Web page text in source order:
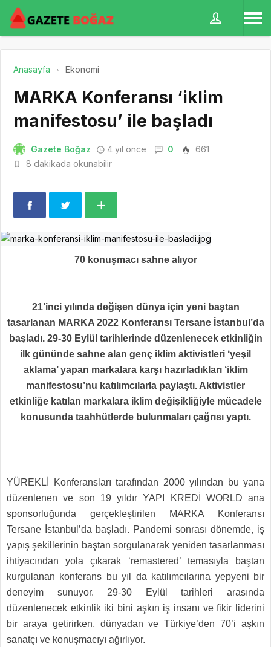
Anasayfa Ekonomi
MARKA Konferansı ‘iklim
manifestosu’ ile başladı
Gazete Boğaz 4 yıl önce 0
661
8 dakikada okunabilir
70 konuşmacı sahne alıyor
21’inci yılında değişen dünya için yeni baştan
tasarlanan MARKA 2022 Konferansı Tersane İstanbul’da
başladı. 29-30 Eylül tarihlerinde düzenlenecek etkinliğin
ilk gününde sahne alan genç iklim aktivistleri ‘yeşil
aklama’ yapan markalara karşı hazırladıkları ‘iklim
manifestosu’nu katılımcılarla paylaştı. Aktivistler
etkinliğe katılan markalara iklim değişikliğiyle mücadele
konusunda taahhütlerde bulunmaları çağrısı yaptı.
YÜREKLİ Konferansları tarafından 2000 yılından bu yana
düzenlenen ve son 19 yıldır YAPI KREDİ WORLD ana
sponsorluğunda gerçekleştirilen MARKA Konferansı
Tersane İstanbul’da başladı. Pandemi sonrası dönemde, iş
yapış şekillerinin baştan sorgulanarak yeniden tasarlanması
ihtiyacından yola çıkarak ‘remastered’ temasıyla baştan
kurgulanan konferans bu yıl da katılımcılarına yepyeni bir
deneyim sunuyor. 29-30 Eylül tarihleri arasında
düzenlenecek etkinlik iki bini aşkın iş insanı ve fikir liderini
bir araya getirirken, dünyadan ve Türkiye’den 70’i aşkın
sanatçı ve konuşmacıyı ağırlıyor.